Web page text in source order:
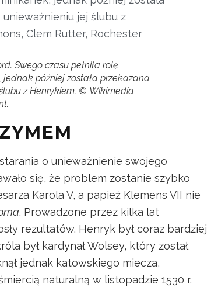
Swego czasu pełniła rolę
później została przekazana
z Henrykiem. © Wikimedia
o unieważnienie swojego
się, że problem zostanie szybko
Karola V, a papież Klemens VII nie
. Prowadzone przez kilka lat
rezultatów. Henryk był coraz bardziej
był kardynał Wolsey, który został
jednak katowskiego miecza,
naturalną w listopadzie 1530 r.